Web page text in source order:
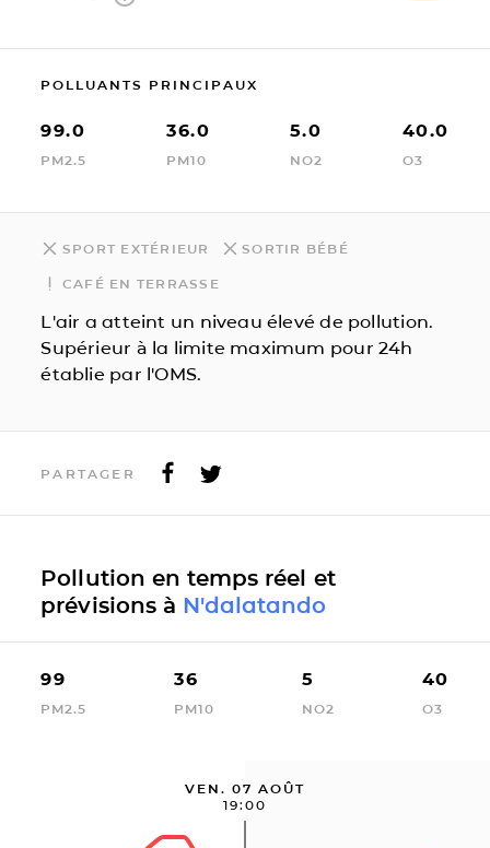
POLLUANTS PRINCIPAUX
99.0
PM2.5
36.0
PM10
5.0
NO2
40.0
O3
SPORT EXTÉRIEUR SORTIR BÉBÉ
CAFÉ EN TERRASSE
L'air a atteint un niveau élevé de pollution.
Supérieur à la limite maximum pour 24h
établie par l'OMS.
PARTAGER
Pollution en temps réel et
prévisions à N'dalatando
99
PM2.5
36
PM10
5
NO2
40
O3
VEN. 07 AOÛT
19:00